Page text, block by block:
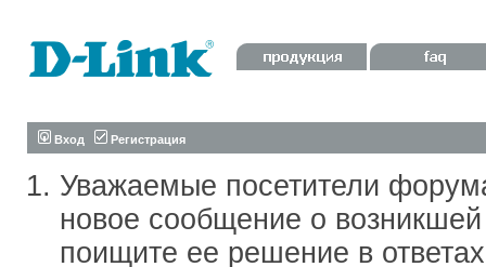
Вход Регистрация
Уважаемые посетители
новое сообщение о
поищите ее решение в